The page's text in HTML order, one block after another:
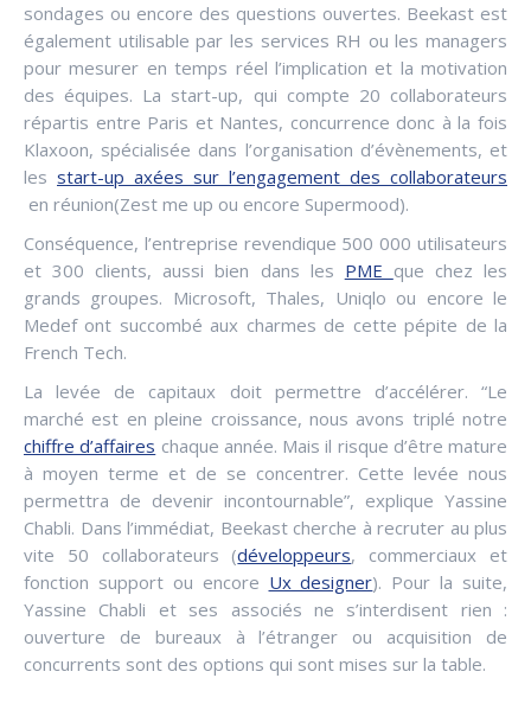
sondages ou encore des questions ouvertes. Beekast est
également utilisable par les services RH ou les managers
pour mesurer en temps réel l’implication et la motivation
des équipes. La start-up, qui compte 20 collaborateurs
répartis entre Paris et Nantes, concurrence donc à la fois
Klaxoon, spécialisée dans l’organisation d’évènements, et
les start-up axées sur l’engagement des collaborateurs
en réunion(Zest me up ou encore Supermood).
Conséquence, l’entreprise revendique 500 000 utilisateurs
et 300 clients, aussi bien dans les PME que chez les
grands groupes. Microsoft, Thales, Uniqlo ou encore le
Medef ont succombé aux charmes de cette pépite de la
French Tech.
La levée de capitaux doit permettre d’accélérer. “Le
marché est en pleine croissance, nous avons triplé notre
chiffre d’affaires chaque année. Mais il risque d’être mature
à moyen terme et de se concentrer. Cette levée nous
permettra de devenir incontournable”, explique Yassine
Chabli. Dans l’immédiat, Beekast cherche à recruter au plus
vite 50 collaborateurs (développeurs, commerciaux et
fonction support ou encore Ux designer). Pour la suite,
Yassine Chabli et ses associés ne s’interdisent rien :
ouverture de bureaux à l’étranger ou acquisition de
concurrents sont des options qui sont mises sur la table.